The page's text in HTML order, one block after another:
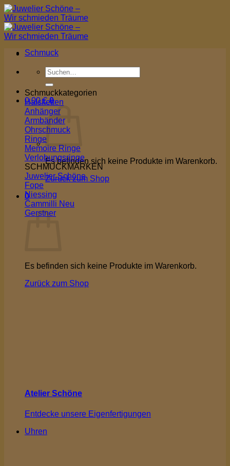
Zum
Inhalt
springen
Suchen
nach:
0,00€ 0
Es befinden sich keine Produkte im Warenkorb.
Zurück zum Shop
0
Warenkorb
Es befinden sich keine Produkte im Warenkorb.
Zurück zum Shop
Schmuck
Schmuckkategorien
Halsketten
Anhänger
Armbänder
Ohrschmuck
Ringe
Memoire Ringe
Verlobungsringe
SCHMUCKMARKEN
Juwelier Schöne
Fope
Niessing
Cammilli
Gerstner
Atelier Schöne
Entdecke unsere Eigenfertigungen
Uhren